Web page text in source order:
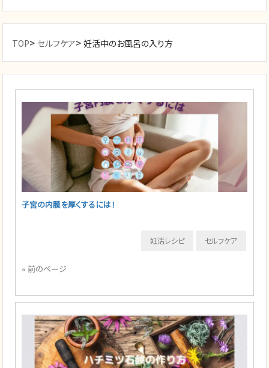
TOP>セルフケア>妊活中のお風呂の入り方
子宮の内膜を厚くするには！
セルフケア
妊活レシピ
« 前のページ